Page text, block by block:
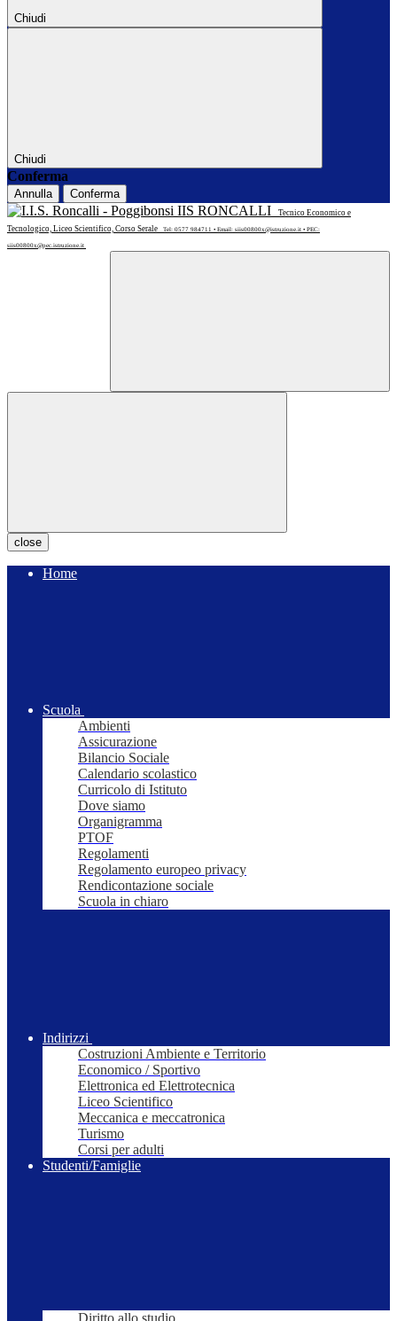
Chiudi
Chiudi
Conferma
Annulla Conferma
IIS RONCALLI
Tecnico Economico e
Tecnologico, Liceo Scientifico, Corso Serale
Tel: 0577 984711 • Email: siis00800x@istruzione.it • PEC:
siis00800x@pec.istruzione.it
close
Home
Scuola
Ambienti
Assicurazione
Bilancio Sociale
Calendario scolastico
Curricolo di Istituto
Dove siamo
Organigramma
PTOF
Regolamenti
Regolamento europeo privacy
Rendicontazione sociale
Scuola in chiaro
Indirizzi
Costruzioni Ambiente e Territorio
Economico / Sportivo
Elettronica ed Elettrotecnica
Liceo Scientifico
Meccanica e meccatronica
Turismo
Corsi per adulti
Studenti/Famiglie